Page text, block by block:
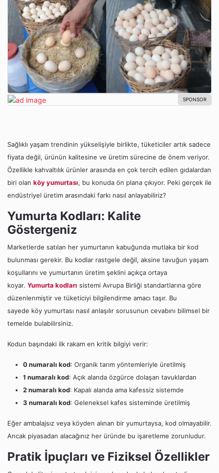
Sağlıklı yaşam trendinin yükselişiyle birlikte, tüketiciler artık sadece
fiyata değil, ürünün kalitesine ve üretim sürecine de önem veriyor.
Özellikle kahvaltılık ürünler arasında en çok tercih edilen gıdalardan
biri olan köy yumurtası, bu konuda ön plana çıkıyor. Peki gerçek ile
endüstriyel üretim arasındaki farkı nasıl anlayabiliriz?
Yumurta Kodları: Kalite
Göstergeniz
Marketlerde satılan her yumurtanın kabuğunda mutlaka bir kod
bulunması gerekir. Bu kodlar rastgele değil, aksine tavuğun yaşam
koşullarını ve yumurtanın üretim şeklini açıkça ortaya
koyar. Yumurta kodları sistemi Avrupa Birliği standartlarına göre
düzenlenmiştir ve tüketiciyi bilgilendirme amacı taşır. Bu
sayede köy yumurtası nasıl anlaşılır sorusunun cevabını bilimsel bir
temelde bulabilirsiniz.
Kodun başındaki ilk rakam en kritik bilgiyi verir:
0 numaralı kod: Organik tarım yöntemleriyle üretilmiş
1 numaralı kod: Açık alanda özgürce dolaşan tavuklardan
2 numaralı kod: Kapalı alanda ama kafessiz sistemde
3 numaralı kod: Geleneksel kafes sisteminde üretilmiş
Eğer ambalajsız veya köyden alınan bir yumurtaysa, kod olmayabilir.
Ancak piyasadan alacağınız her üründe bu işaretleme zorunludur.
Pratik İpuçları ve Fiziksel Özellikler